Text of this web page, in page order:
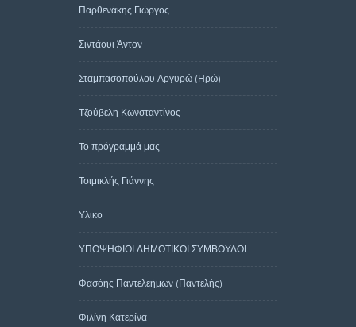
Παρθενάκης Γιώργος
Σιντάουι Άντον
Σταμπασοπούλου Αργυρώ (Ηρώ)
Τζούβελη Κωνσταντίνος
Το πρόγραμμά μας
Τσιμικλής Γιάννης
Υλικο
ΥΠΟΨΗΦΙΟΙ ΔΗΜΟΤΙΚΟΙ ΣΥΜΒΟΥΛΟΙ
Φασόης Παντελεήμων (Παντελής)
Φιλίνη Κατερίνα